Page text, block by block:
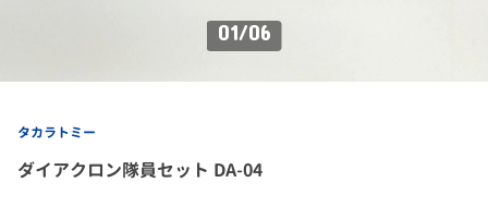
01/06
タカラトミー
ダイアクロン隊員セット DA-04